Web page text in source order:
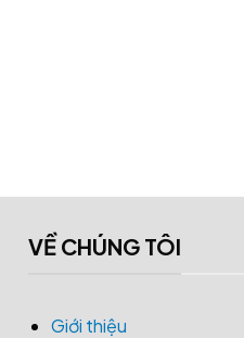
VỀ CHÚNG TÔI
Giới thiệu